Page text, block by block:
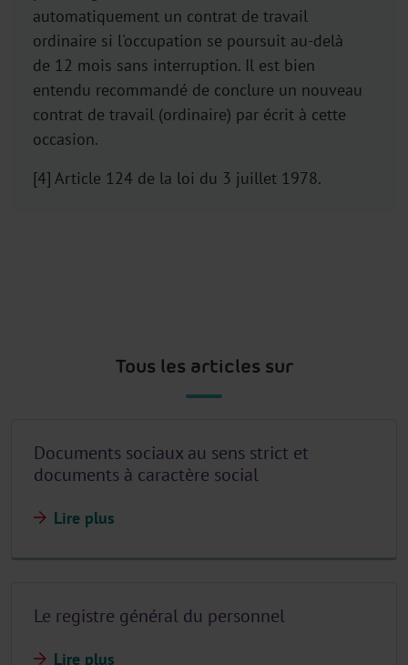
automatiquement un contrat de travail
ordinaire si l'occupation se poursuit au-delà
de 12 mois sans interruption. Il est bien
entendu recommandé de conclure un nouveau
contrat de travail (ordinaire) par écrit à cette
occasion.
[4] Article 124 de la loi du 3 juillet 1978.
Tous les articles sur
Documents sociaux au sens strict et
documents à caractère social
Lire plus
Le registre général du personnel
Lire plus